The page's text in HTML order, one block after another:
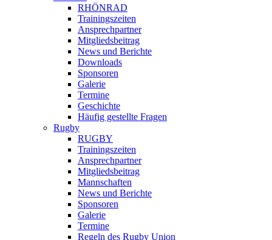
RHÖNRAD
Trainingszeiten
Ansprechpartner
Mitgliedsbeitrag
News und Berichte
Downloads
Sponsoren
Galerie
Termine
Geschichte
Häufig gestellte Fragen
Rugby
RUGBY
Trainingszeiten
Ansprechpartner
Mitgliedsbeitrag
Mannschaften
News und Berichte
Sponsoren
Galerie
Termine
Regeln des Rugby Union